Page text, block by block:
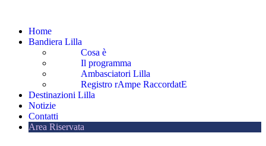
Home
Bandiera Lilla
Cosa è
Il programma
Ambasciatori Lilla
Registro rAmpe RaccordatE
Destinazioni Lilla
Notizie
Contatti
Area Riservata